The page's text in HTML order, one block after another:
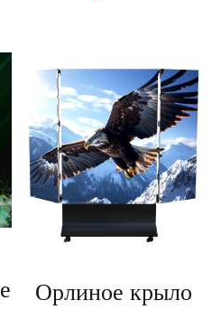
Орлиное крыло